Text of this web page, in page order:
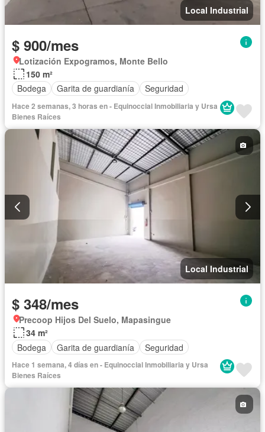
Local Industrial
$ 900/mes
Lotización Expogramos, Monte Bello
150 m²
Bodega
Garita de guardianía Seguridad
Hace 2 semanas, 3 horas en - Equinoccial Inmobiliaria y Ursa
Bienes Raíces
Local Industrial
$ 348/mes
Precoop Hijos Del Suelo, Mapasingue
34 m²
Bodega
Garita de guardianía Seguridad
Hace 1 semana, 4 días en - Equinoccial Inmobiliaria y Ursa
Bienes Raíces